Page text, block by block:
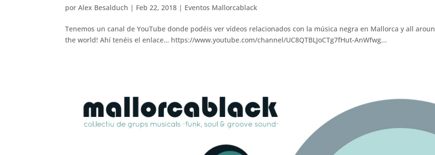
porAlex Besalduch | Feb 22, 2018 | Eventos Mallorcablack
Tenemos un canal de YouTube donde podéis ver vídeos relacionados con la música negra en Mallorca y all
the world! Ahí tenéis el enlace… https://www.youtube.com/channel/UC8QTBLJoCTg7fHut-AnWfwg...